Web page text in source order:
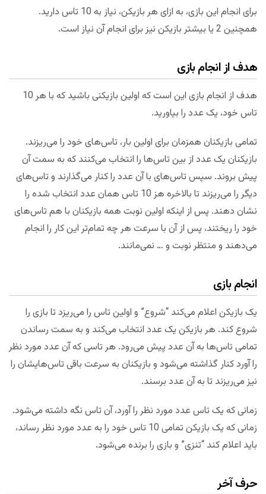
برای انجام این بازی، به ازای هر بازیکن، نیاز به 10 تاس دارید.
همچنین 2 یا بیشتر بازیکن نیز برای انجام آن نیاز است.
هدف از انجام بازی
هدف از انجام بازی این است که اولین بازیکنی باشید که با هر 10
تاس خود، یک عدد را بیاورید.
تمامی بازیکنان همزمان برای اولین بار، تاس‌های خود را می‌ریزند.
بازیکنان یک عدد از بین تاس‌ها را انتخاب می‌کنند که به سمت آن
پیش بروند. سپس تاس‌های با آن عدد را کنار می‌گذارند و تاس‌های
دیگر را می‌ریزند تا بالاخره هز 10 تاس همان عدد انتخاب شده را
نشان دهند. پس از اینکه اولین نوبت همه بازیکنان با هم تاس‌های
خود را ریختند، پس از آن با سرعت هر چه تمام‌تر این کار را انجام
می‌دهند و منتظر نوبت و … نمی‌مانند.
انجام بازی
یک بازیکن اعلام می‌کند “شروع” و اولین تاس را می‌ریزد تا بازی را
شروع کند. هر بازیکن یک عدد انتخاب می‌کند و به سمت رساندن
تمامی تاس‌ها به آن عدد پیش می‌رود. هر تاسی که آن عدد مورد نظر
را آورد کنار گذاشته می‌شود و بازیکنان به سرعت باقی تاس‌هایشان را
نیز می‌ریزند تا به آن عدد برسند.
زمانی که یک تاس عدد مورد نظر را آورد، آن تاس نگه داشته می‌شود.
زمانی که یک بازیکن تمامی 10 تاس خود را به عدد مورد نظر رساند،
باید اعلام کند “تنزی” و بازی را برنده می‌شود.
حرف آخر